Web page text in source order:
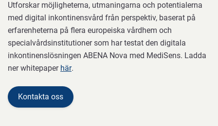
Utforskar möjligheterna, utmaningarna och potentialerna
med digital inkontinensvård från perspektiv, baserat på
erfarenheterna på flera europeiska vårdhem och
specialvårdsinstitutioner som har testat den digitala
inkontinenslösningen ABENA Nova med MediSens. Ladda
ner whitepaper här.
Kontakta oss